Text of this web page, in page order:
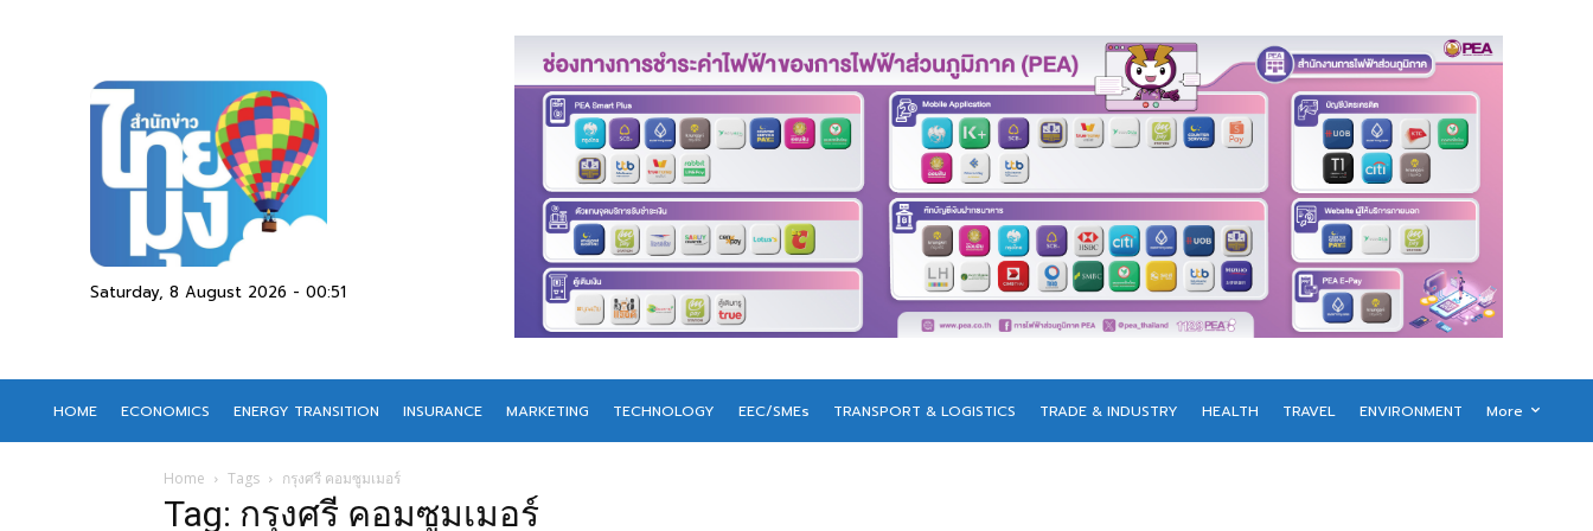
Saturday, 8 August 2026 - 00:51
HOME ECONOMICS ENERGY TRANSITION INSURANCE MARKETING TECHNOLOGY EEC/SMEs TRANSPORT & LOGISTICS TRADE & INDUSTRY HEALTH TRAVEL ENVIRONMENT More
Home Tags กรุงศรี คอมซูมเมอร์
Tag: กรุงศรี คอมซูมเมอร์